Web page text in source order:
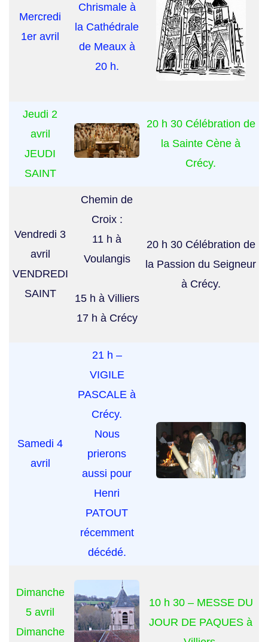
Mercredi
1er avril
Chrismale à
la Cathédrale
de Meaux à
20 h.
Jeudi 2
avril
JEUDI
SAINT
20 h 30 Célébration de
la Sainte Cène à
Crécy.
Vendredi 3
avril
VENDREDI
SAINT
Chemin de
Croix :
11 h à
Voulangis
15 h à Villiers
17 h à Crécy
20 h 30 Célébration de
la Passion du Seigneur
à Crécy.
Samedi 4
avril
21 h –
VIGILE
PASCALE à
Crécy.
Nous
prierons
aussi pour
Henri
PATOUT
récemment
décédé.
Dimanche
5 avril
Dimanche
10 h 30 – MESSE DU
JOUR DE PAQUES à